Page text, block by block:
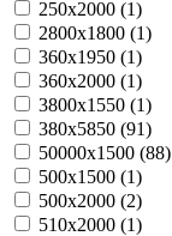
250х2000 (1)
2800х1800 (1)
360х1950 (1)
360х2000 (1)
3800х1550 (1)
380х5850 (91)
50000х1500 (88)
500х1500 (1)
500х2000 (2)
510х2000 (1)